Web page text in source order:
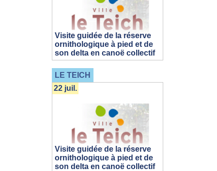
Visite guidée de la réserve
ornithologique à pied et de
son delta en canoë collectif
LE TEICH
Visite guidée de la réserve
ornithologique à pied et de
son delta en canoë collectif
22 juil.